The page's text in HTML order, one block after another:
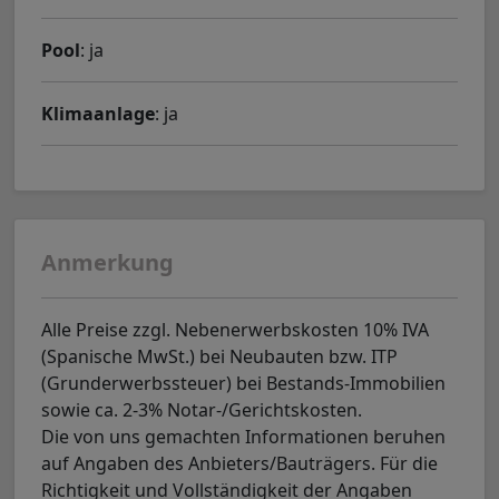
Pool: ja
Klimaanlage: ja
Anmerkung
Alle Preise zzgl. Nebenerwerbskosten 10% IVA
(Spanische MwSt.) bei Neubauten bzw. ITP
(Grunderwerbssteuer) bei Bestands-Immobilien
sowie ca. 2-3% Notar-/Gerichtskosten.
Die von uns gemachten Informationen beruhen
auf Angaben des Anbieters/Bauträgers. Für die
Richtigkeit und Vollständigkeit der Angaben